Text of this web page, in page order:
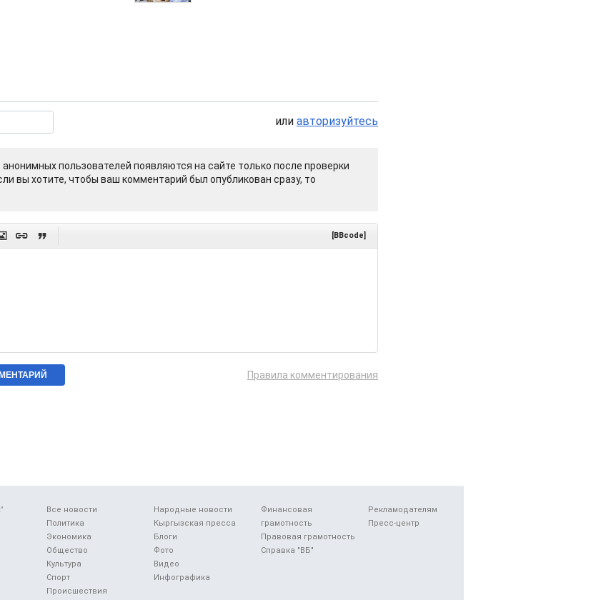
или авторизуйтесь
пользователей появляются на сайте только после проверки
вы хотите, чтобы ваш комментарий был опубликован сразу, то
  [BBcode]
Правила комментирования
Все новости
Политика
Экономика
Общество
Культура
Спорт
Происшествия
Народные новости
Кыргызская пресса
Блоги
Фото
Видео
Инфографика
Финансовая
грамотность
Правовая грамотность
Справка "ВБ"
Рекламодателям
Пресс-центр